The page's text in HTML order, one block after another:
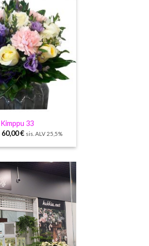
Kimppu 33
60,00€ sis. ALV 25,5%